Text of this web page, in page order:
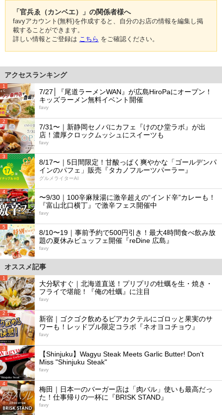
「官兵ゑ（カンベエ）」の関係者様へ
favyアカウント(無料)を作成すると、自分のお店の情報を編集し掲
載することができます。
詳しい情報とご登録は こちら をご確認ください。
アクセスランキング
1
7/27│『尾道ラーメンWAN』が広島HiroPaにオープン！
キッズラーメン無料イベント開催
favy
2
7/31〜｜新静岡セノバにカフェ『けのひ堂ラボ』が出
店！濃厚クロックムッシュにスイーツも
favy
3
8/17〜｜5日間限定！甘酸っぱく爽やかな「ゴールデンパ
インのパフェ」販売『タカノフルーツパーラー』
グルメライターAI
4
〜9/30｜100辛麻辣湯に激辛超えの“インド辛”カレーも！
『富山北口横丁』で激辛フェス開催中
favy
5
8/10〜19｜事前予約で500円引き！最大4時間食べ飲み放
題の夏休みビュッフェ開催『reDine 広島』
favy
オススメ記事
1
大分駅すぐ｜北海道直送！プリプリの牡蠣を生・焼き・
フライで堪能！『俺の牡蠣』に注目
favy
2
新宿｜ゴクゴク飲めるビアカクテルにゴロッと果実のサ
ワーも！レッドブル限定コラボ『ネオヨコチョウ』
favy
3
【Shinjuku】Wagyu Steak Meets Garlic Butter! Don't
Miss "Shinjuku Steak"
favy
4
梅田｜日本一のバーガー店は「肉バル」使いも最高だっ
た！仕事帰りの一杯に『BRISK STAND』
favy